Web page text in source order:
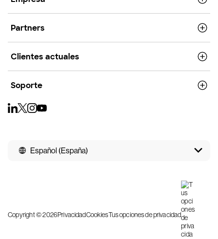
Partners
Clientes actuales
Soporte
Español (España)
Copyright © 2026PrivacidadCookiesTus opciones de privacidad